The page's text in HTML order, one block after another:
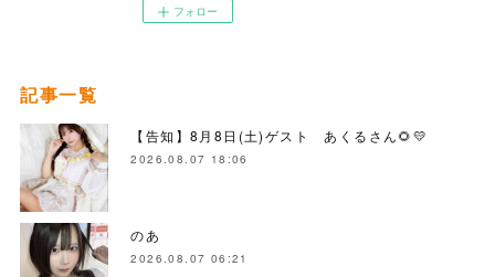
フォロー
記事一覧
【告知】8月8日(土)ゲスト あくるさん🌻💛
2026.08.07 18:06
のあ
2026.08.07 06:21